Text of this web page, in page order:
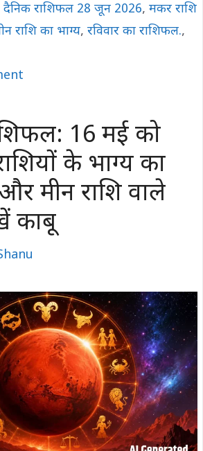
दैनिक राशिफल 28 जून 2026, मकर राशि
राशि का भाग्य, रविवार का राशिफल.,
16 मई को
के भाग्य का
मीन राशि वाले
काबू